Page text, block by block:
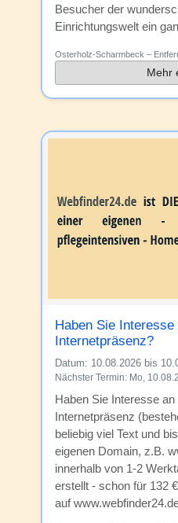
Besucher der
Einrichtungswelt ein
Osterholz-Scharmbeck –
Mehr
Haben Sie
Internetpräsenz?
Datum: 10.08.2026 bis
Nächster Termin: Mo,
Haben Sie Interesse
Internetpräsenz
beliebig viel Text und
eigenen Domain, z.B.
innerhalb von 1-2
erstellt - schon für 132
auf